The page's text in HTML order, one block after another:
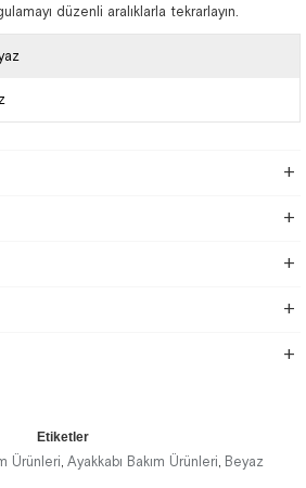
düzenli aralıklarla tekrarlayın.
Etiketler
Ürünleri, Ayakkabı Bakım Ürünleri, Beyaz